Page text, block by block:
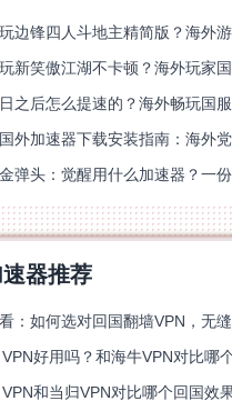
之后怎么提速的？海外畅玩国
速器推荐